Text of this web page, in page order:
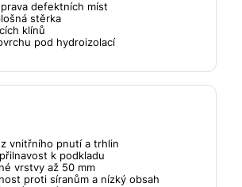
defektních míst
stěrka
klínů
pod hydroizolací
vnitřního pnutí a trhlin
k podkladu
vrstvy až 50 mm
proti síranům a nízký obsah